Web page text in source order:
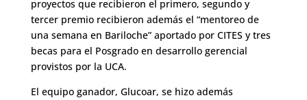
proyectos que recibieron el primero, segundo y
tercer premio recibieron además el “mentoreo de
una semana en Bariloche” aportado por CITES y tres
becas para el Posgrado en desarrollo gerencial
provistos por la UCA.
El equipo ganador, Glucoar, se hizo además